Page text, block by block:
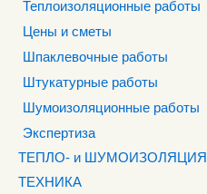
Теплоизоляционные работы
Цены и сметы
Шпаклевочные работы
Штукатурные работы
Шумоизоляционные работы
Экспертиза
ТЕПЛО- и ШУМОИЗОЛЯЦИЯ
ТЕХНИКА